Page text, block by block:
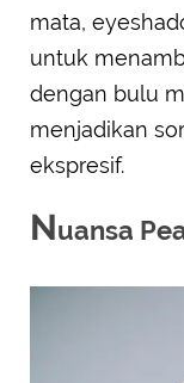
mata,
untuk
dengan bulu
menjadikan
ekspresif.
Nuansa